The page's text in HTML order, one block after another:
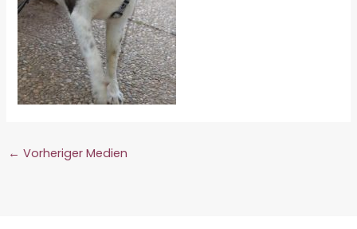
← Vorheriger Medien